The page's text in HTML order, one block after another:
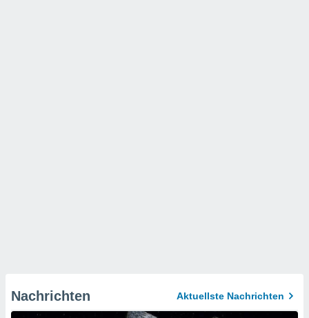
Nachrichten Aktuellste Nachrichten